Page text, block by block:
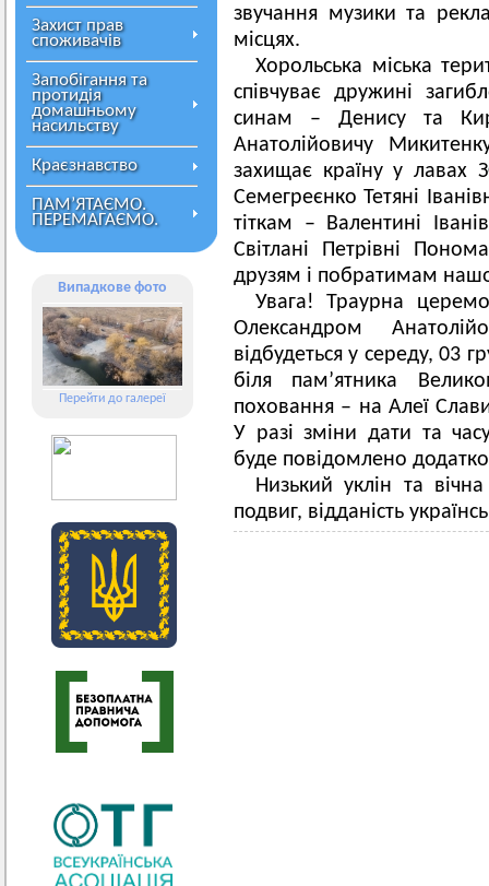
Захист прав
споживачів
Запобігання та
протидія
домашньому
насильству
Краєзнавство
ПАМ’ЯТАЄМО.
ПЕРЕМАГАЄМО.
Випадкове фото
Перейти до галереї
звучання музики та
місцях.
Хорольська міська
співчуває дружині
синам – Денису та
Анатолійовичу
захищає країну у лавах
Семегреєнко Тетяні
тіткам – Валентині
Світлані Петрівні
друзям і побратимам
Увага! Траурна
Олександром
відбудеться у середу, 03
біля пам’ятника
поховання – на Алеї
У разі зміни дати та
буде повідомлено
Низький уклін та
подвиг, відданість